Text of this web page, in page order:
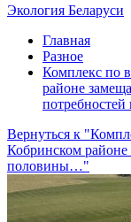
Экология Беларуси
Главная
Разное
Комплекс по
районе
Вернуться к
Кобринском районе
половины…"